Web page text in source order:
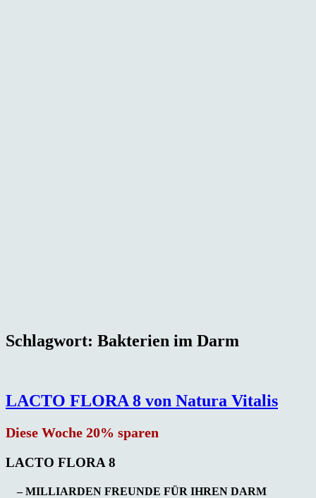
Schlagwort: Bakterien im Darm
LACTO FLORA 8 von Natura Vitalis
Diese Woche 20% sparen
LACTO FLORA 8
– MILLIARDEN FREUNDE FÜR IHREN DARM